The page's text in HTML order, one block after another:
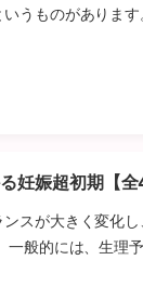
いうものがありま
妊娠超初期【
スが大きく変化
般的には、生理